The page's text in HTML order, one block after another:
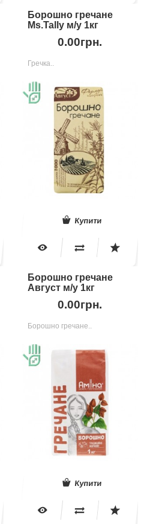
Борошно гречане
Ms.Tally м/у 1кг
0.00грн.
Гречка..
Купити
Борошно гречане
Август м/у 1кг
0.00грн.
Борошно гречане..
Купити